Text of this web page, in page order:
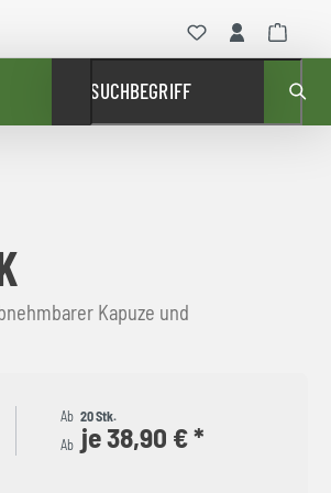
SUCHBEGRIFF
Kapuze und
Ab 20 Stk.
Ab je 38,90 € *